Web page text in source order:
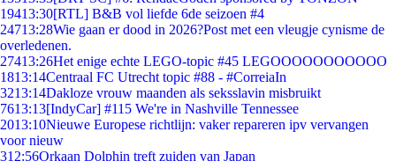
19413:30[RTL] B&B vol liefde 6de seizoen #4
24713:28Wie gaan er dood in 2026?Post met een vleugje cynisme de
overledenen.
27413:26Het enige echte LEGO-topic #45 LEGOOOOOOOOOOO
1813:14Centraal FC Utrecht topic #88 - #CorreiaIn
3213:14Dakloze vrouw maanden als seksslavin misbruikt
7613:13[IndyCar] #115 We're in Nashville Tennessee
2013:10Nieuwe Europese richtlijn: vaker repareren ipv vervangen
voor nieuw
312:56Orkaan Dolphin treft zuiden van Japan